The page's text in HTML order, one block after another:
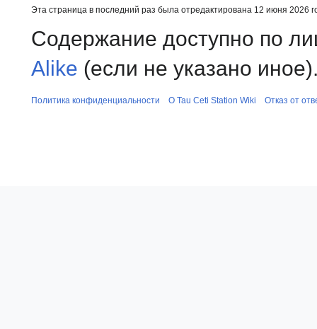
Эта страница в последний раз была отредактирована 12 июня 2026
Содержание доступно по
Alike (если не указано
Политика конфиденциальности О Tau Ceti Station Wiki Отказ от